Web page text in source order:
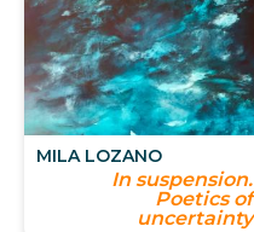
MILA LOZANO
In suspension.
Poetics of
uncertainty